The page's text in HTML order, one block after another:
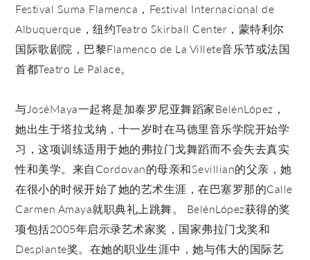
Festival Suma Flamenca，Festival Internacional de
Albuquerque，纽约Teatro Skirball Center，蒙特利尔
国际歌剧院，巴黎Flamenco de La Villete音乐节或法国
首都Teatro Le Palace。
与JoséMaya一起将是加泰罗尼亚舞蹈家BelénLópez，
她出生于塔拉戈纳，十一岁时在马德里音乐学院开始学
习，这项训练适用于她的弗拉门戈舞蹈而不会失去真实
性和美学。来自Cordovan的母亲和Sevillian的父亲，她
在很小的时候开始了她的艺术生涯，在巴塞罗那的Calle
Carmen Amaya就职典礼上跳舞。 BelénLópez获得的奖
项包括2005年启示录艺术家奖，国家弗拉门戈奖和
Desplante奖。在她的职业生涯中，她与伟大的国际艺